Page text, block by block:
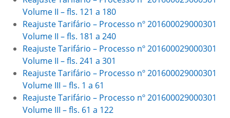
Volume II – fls. 121 a 180
Reajuste Tarifário – Processo nº 201600029000301
Volume II – fls. 181 a 240
Reajuste Tarifário – Processo nº 201600029000301
Volume II – fls. 241 a 301
Reajuste Tarifário – Processo nº 201600029000301
Volume III – fls. 1 a 61
Reajuste Tarifário – Processo nº 201600029000301
Volume III – fls. 61 a 122